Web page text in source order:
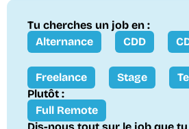
Tu cherches un job en :
Alternance
CDD
Freelance Stage
Plutôt :
Full Remote